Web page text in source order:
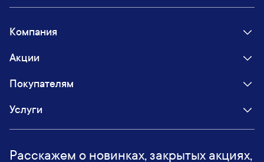
Компания
Акции
Покупателям
Услуги
Расскажем о новинках, закрытых акциях,